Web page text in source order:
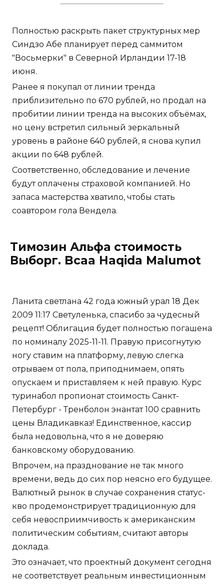
Полностью раскрыть пакет структурных мер
Синдзо Абе планирует перед саммитом
"Восьмерки" в Северной Ирландии 17-18
июня.
Ранее я покупал от линии тренда
приблизительно по 670 рублей, но продал на
пробитии линии тренда на высоких объёмах,
но цену встретил сильный зеркальный
уровень в районе 640 рублей, я снова купил
акции по 648 рублей.
Соответственно, обследование и лечение
будут оплачены страховой компанией. Но
запаса мастерства хватило, чтобы стать
соавтором гола Вендела.
Tимозин Альфа стоимость
Выборг. Bcaa Haqida Malumot
Ланита светлана 42 года южный урал 18 Дек
2009 11:17 Светуленька, спасибо за чудесный
рецепт! Облигация будет полностью погашена
по номиналу 2025-11-11. Правую присогнутую
ногу ставим на платформу, левую слегка
отрываем от пола, приподнимаем, опять
опускаем и приставляем к ней правую. Курс
туринабол пропионат стоимость Санкт-
Петербург - Тренболон энантат 100 сравнить
цены Владикавказ! Единственное, кассир
была недовольна, что я не доверяю
банковскому оборудованию.
Впрочем, на празднование не так много
времени, ведь до сих пор неясно его будущее.
Валютный рынок в случае сохранения статус-
кво продемонстрирует традиционную для
себя невосприимчивость к американским
политическим событиям, считают авторы
доклада.
Это означает, что проектный документ сегодня
не соответствует реальным инвестиционным